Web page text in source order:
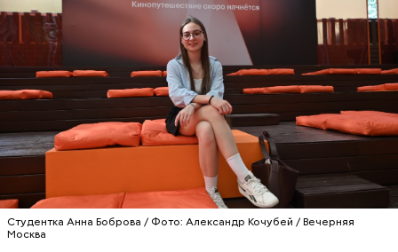
Студентка Анна Боброва / Фото: Александр Кочубей / Вечерняя
Москва
Спустя 130 лет кино для москвичей стало обычным
делом. Одним из первых кинотеатров под
открытым небом в этом сезоне заработал ярко-
оранжевый шатер на Северном речном вокзале.
КИНО МОСКВА КИНОТЕАТРЫ
Аналогов Московскому кластеру видеоигр и
анимации в мире нет. По словам Фурсина, сегодня
кластер объединяет